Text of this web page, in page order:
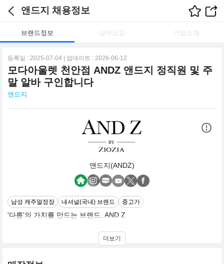
앤드지 채용정보
브랜드정보 상세요강 기업소개
등록일 : 2025-07-04 | 업데이트 : 2026-06-12
모다아울렛 천안점 ANDZ 앤드지 정직원 및 주
말 알바 구인합니다
앤드지
앤드지(ANDZ)
남성 캐주얼정장 내셔널(국내) 브랜드 중고가
'다름'의 가치를 만드는 브랜드, AND Z
절제된 디자인과 감각적인 스타일로 트렌디하면서도 기본에 충실한
스타일을 제시합니다.
더보기